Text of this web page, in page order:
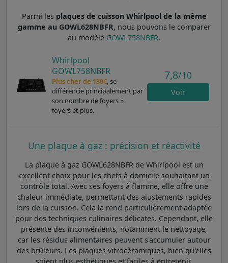
Parmi les plaques de cuisson Whirlpool de la même
gamme au GOWL628NBFR, nous pouvons le comparer
au modèle GOWL758NBFR.
Whirlpool
GOWL758NBFR
Plus cher de 130€, se
différencie principalement par
son nombre de foyers 5
foyers et plus.
7,8/10
Voir
Une plaque à gaz : précision et réactivité
La plaque à gaz GOWL628NBFR de Whirlpool est un
excellent choix pour les chefs à domicile souhaitant un
contrôle total. Avec ses foyers à flamme, elle offre une
chaleur immédiate, permettant des ajustements rapides
lors de la cuisson. Cela la rend particulièrement adaptée
pour des techniques culinaires délicates. Cependant, elle
présente des inconvénients, notamment le nettoyage,
car les résidus alimentaires peuvent s'accumuler autour
des brûleurs. Les plaques vitrocéramiques, bien qu'elles
soient plus esthétiques et faciles à entretenir,